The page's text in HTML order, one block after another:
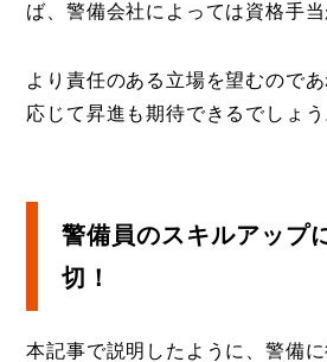
ば、警備会社によっては資格手当
より責任のある立場を望むので
応じて昇進も期待できるでしょう
警備員のスキルアップ
切！
本記事で説明したように、警備